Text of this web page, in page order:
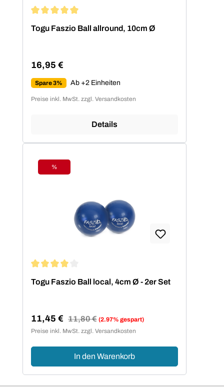
Togu Faszio Ball allround, 10cm Ø
Regulärer Preis:
16,95 €
Spare 3% Ab +2 Einheiten
Preise inkl. MwSt. zzgl. Versandkosten
Details
Rabatt
%
Togu Faszio Ball local, 4cm Ø - 2er Set
Verkaufspreis:
11,45 € Regulärer Preis:
11,80 € (2.97% gespart)
Preise inkl. MwSt. zzgl. Versandkosten
In den Warenkorb